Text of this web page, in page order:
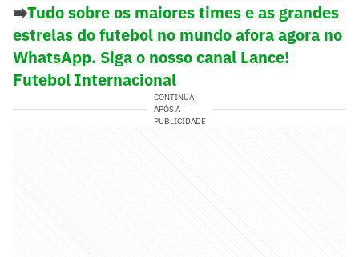
➡️Tudo sobre os maiores times e as grandes
estrelas do futebol no mundo afora agora no
WhatsApp. Siga o nosso canal Lance!
Futebol Internacional
CONTINUA
APÓS A
PUBLICIDADE